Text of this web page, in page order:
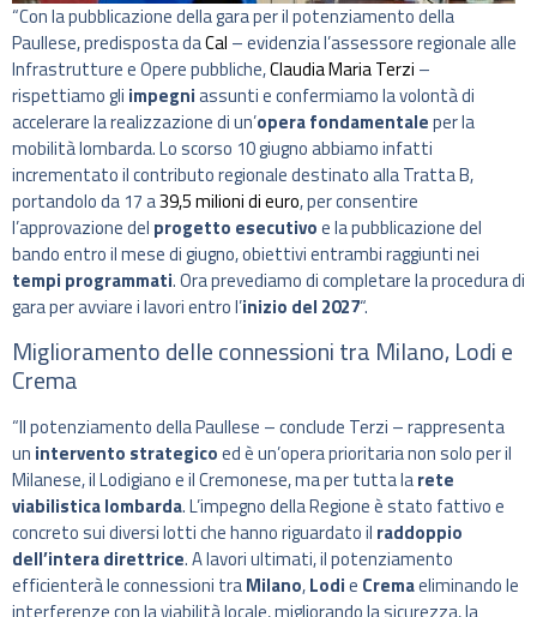
“Con la pubblicazione della gara per il potenziamento della
Paullese, predisposta daCal – evidenzia l’assessore regionale alle
Infrastrutture e Opere pubbliche,Claudia Maria Terzi –
rispettiamo gli impegniassunti e confermiamo la volontà di
accelerare la realizzazione di un’opera fondamentaleper la
mobilità lombarda. Lo scorso 10 giugno abbiamo infatti
incrementato il contributo regionale destinato alla Tratta B,
portandolo da 17 a39,5 milioni di euro, per consentire
l’approvazione del progetto esecutivoe la pubblicazione del
bando entro il mese di giugno, obiettivi entrambi raggiunti nei
tempi programmati. Ora prevediamo di completare la procedura di
gara per avviare i lavori entro l’inizio del 2027“.
Miglioramento delle connessioni tra Milano, Lodi e
Crema
“Il potenziamento della Paullese – conclude Terzi – rappresenta
un intervento strategicoed è un’opera prioritaria non solo per il
Milanese, il Lodigiano e il Cremonese, ma per tutta larete
viabilistica lombarda. L’impegno della Regione è stato fattivo e
concreto sui diversi lotti che hanno riguardato il raddoppio
dell’intera direttrice. A lavori ultimati, il potenziamento
efficienterà le connessioni traMilano,Lodie Cremaeliminando le